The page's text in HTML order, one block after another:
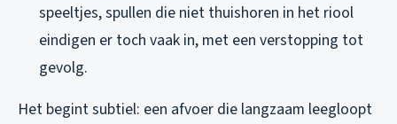
speeltjes, spullen die niet thuishoren in het riool
eindigen er toch vaak in, met een verstopping tot
gevolg.
Het begint subtiel: een afvoer die langzaam leegloopt